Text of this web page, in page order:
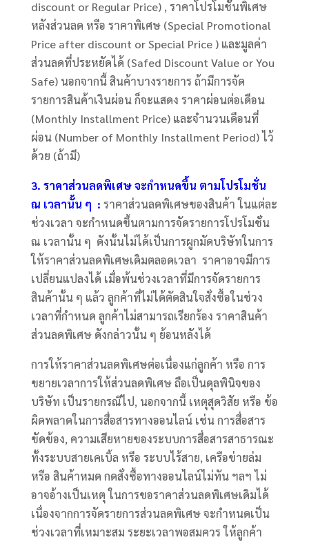
discount or Regular Price) , ราคาโปรโมชั่นพิเศษ
หลังส่วนลด หรือ ราคาพิเศษ (Special Promotional
Price after discount or Special Price ) และมูลค่า
ส่วนลดที่ประหยัดได้ (Safed Discount Value or You
Safe) นอกจากนี้ สินค้าบางรายการ ถ้ามีการจัด
รายการสินค้าเงินผ่อน ก็จะแสดง ราคาผ่อนต่อเดือน
(Monthly Installment Price) และจำนวนเดือนที่
ผ่อน (Number of Monthly Installment Period) ไว้
ด้วย (ถ้ามี)
3. ราคาส่วนลดพิเศษ จะกำหนดขึ้น ตามโปรโมชั่น
ณ เวลานั้น ๆ : ราคาส่วนลดพิเศษของสินค้า ในแต่ละ
ช่วงเวลา จะกำหนดขึ้นตามการจัดรายการโปรโมชั่น
ณ เวลานั้น ๆ ดังนั้นไม่ได้เป็นการผูกมัดบริษัทในการ
ให้ราคาส่วนลดพิเศษเดิมตลอดเวลา ราคาอาจมีการ
เปลี่ยนแปลงได้ เมื่อพ้นช่วงเวลาที่มีการจัดรายการ
สินค้านั้น ๆ แล้ว ลูกค้าที่ไม่ได้ตัดสินใจสั่งซื้อในช่วง
เวลาที่กำหนด ลูกค้าไม่สามารถเรียกร้อง ราคาสินค้า
ส่วนลดพิเศษ ดังกล่าวนั้น ๆ ย้อนหลังได้
การให้ราคาส่วนลดพิเศษต่อเนื่องแก่ลูกค้า หรือ การ
ขยายเวลาการให้ส่วนลดพิเศษ ถือเป็นดุลพินิจของ
บริษัท เป็นรายกรณีไป, นอกจากนี้ เหตุสุดวิสัย หรือ ข้อ
ผิดพลาดในการสื่อสารทางออนไลน์ เช่น การสื่อสาร
ขัดข้อง, ความเสียหายของระบบการสื่อสารสาธารณะ
ทั้งระบบสายเคเบิ้ล หรือ ระบบไร้สาย, เครือข่ายล่ม
หรือ สินค้าหมด กดสั่งซื้อทางออนไลน์ไม่ทัน ฯลฯ ไม่
อาจอ้างเป็นเหตุ ในการขอราคาส่วนลดพิเศษเดิมได้
เนื่องจากการจัดรายการส่วนลดพิเศษ จะกำหนดเป็น
ช่วงเวลาที่เหมาะสม ระยะเวลาพอสมควร ให้ลูกค้า